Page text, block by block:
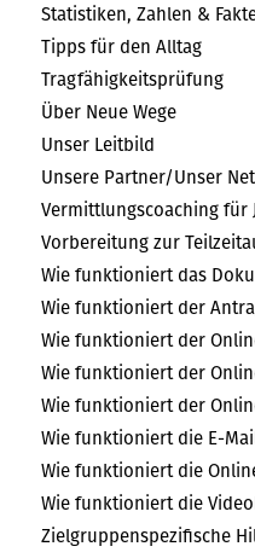
Statistiken, Zahlen &
Tipps für den Alltag
Tragfähigkeitsprüfung
Über Neue Wege
Unser Leitbild
Unsere Partner/Unser
Vermittlungscoaching für
Vorbereitung zur
Wie funktioniert das
Wie funktioniert der
Wie funktioniert der
Wie funktioniert der
Wie funktioniert der
Wie funktioniert die E-
Wie funktioniert die
Wie funktioniert die
Zielgruppenspezifische